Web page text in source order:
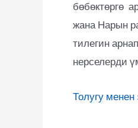
бөбөктөргө
жана Нарын
тилегин
нерселерди
Толугу менен